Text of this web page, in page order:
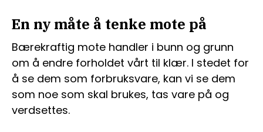
En ny måte å tenke mote på
Bærekraftig mote handler i bunn og grunn
om å endre forholdet vårt til klær. I stedet for
å se dem som forbruksvare, kan vi se dem
som noe som skal brukes, tas vare på og
verdsettes.